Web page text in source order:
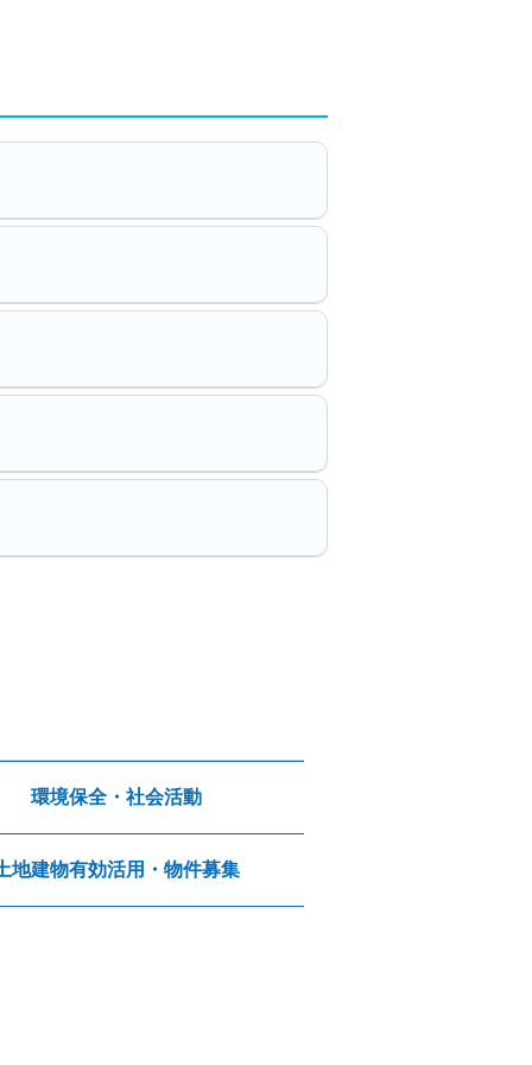
環境保全・社会活動
地建物有効活用・物件募集